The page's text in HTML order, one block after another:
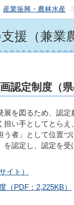
産業振興・農林水産
援（兼業
認定制度（県
を図るため、認
い手としてとらえ
者」として位置
認定し、認定を
イト）
（PDF：2,225KB）